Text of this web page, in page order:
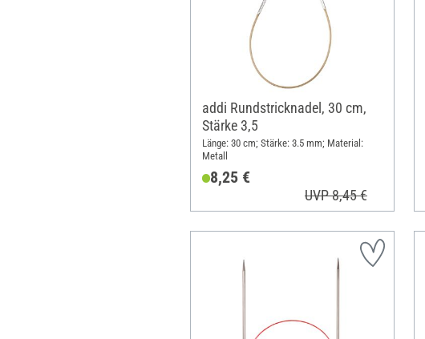
addi Rundstricknadel, 30 cm,
Stärke 3,5
Länge: 30 cm; Stärke: 3.5 mm; Material:
Metall
8,25 €
UVP 8,45 €